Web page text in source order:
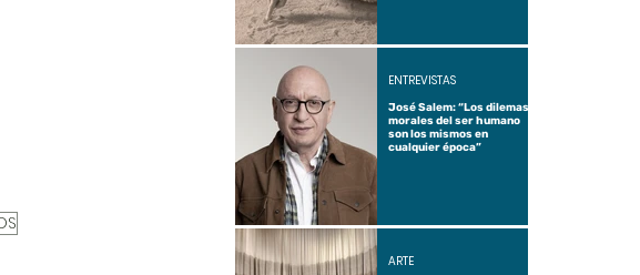
José Salem: “Los dilemas
morales del ser humano
son los mismos en
cualquier época”
ENTREVISTAS
ARTE